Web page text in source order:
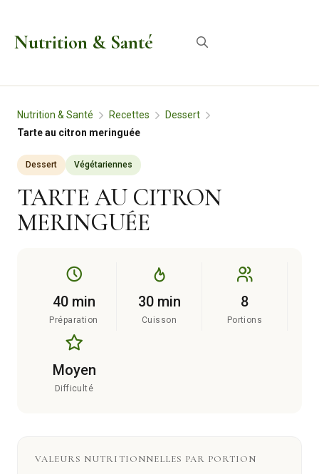
Nutrition & Santé
Nutrition & Santé Recettes
Dessert
Tarte au citron meringuée
Dessert Végétariennes
TARTE AU CITRON
MERINGUÉE
40 min
Préparation
30 min
Cuisson
8
Portions
Moyen
Difficulté
VALEURS NUTRITIONNELLES PAR PORTION